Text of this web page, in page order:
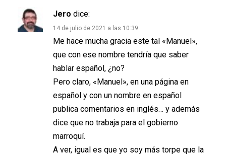
Jero dice:
14 de julio de 2021 a las 10:39
Me hace mucha gracia este tal «Manuel»,
que con ese nombre tendría que saber
hablar español, ¿no?
Pero claro, «Manuel», en una página en
español y con un nombre en español
publica comentarios en inglés… y además
dice que no trabaja para el gobierno
marroquí.
A ver, igual es que yo soy más torpe que la